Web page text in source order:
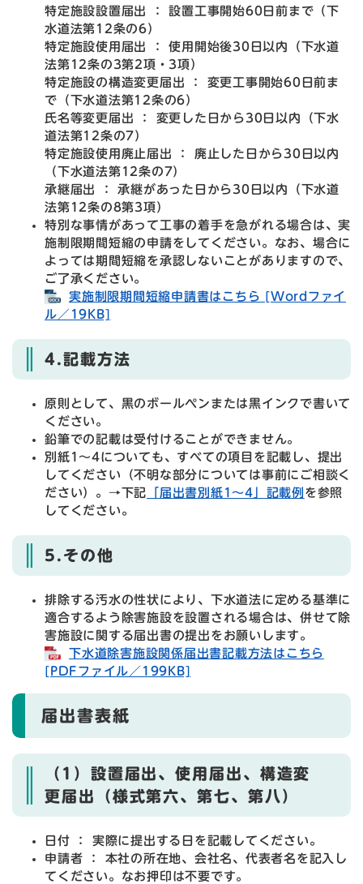
特定施設設置届出 ： 設置工事開始60日前まで（下
水道法第12条の6）
特定施設使用届出 ： 使用開始後30日以内（下水道
法第12条の3第2項・3項）
特定施設の構造変更届出 ： 変更工事開始60日前ま
で（下水道法第12条の6）
氏名等変更届出 ： 変更した日から30日以内（下水
道法第12条の7）
特定施設使用廃止届出 ： 廃止した日から30日以内
（下水道法第12条の7）
承継届出 ： 承継があった日から30日以内（下水道
法第12条の8第3項）
特別な事情があって工事の着手を急がれる場合は、実
施制限期間短縮の申請をしてください。なお、場合に
よっては期間短縮を承認しないことがありますので、
ご了承ください。
実施制限期間短縮申請書はこちら [Wordファイ
ル／19KB]
4.記載方法
原則として、黒のボールペンまたは黒インクで書いて
ください。
鉛筆での記載は受付けることができません。
別紙1～4についても、すべての項目を記載し、提出
してください（不明な部分については事前にご相談く
ださい）。→下記 「届出書別紙1～4」記載例 を参照
してください。
5.その他
排除する汚水の性状により、下水道法に定める基準に
適合するよう除害施設を設置される場合は、併せて除
害施設に関する届出書の提出をお願いします。
下水道除害施設関係届出書記載方法はこちら
[PDFファイル／199KB]
届出書表紙
（1）設置届出、使用届出、構造変
更届出（様式第六、第七、第八）
日付 ： 実際に提出する日を記載してください。
申請者 ： 本社の所在地、会社名、代表者名を記入し
てください。なお押印は不要です。